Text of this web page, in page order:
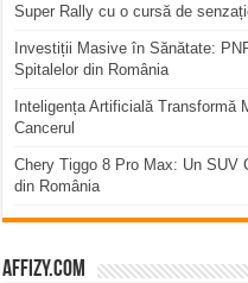
Super Rally cu o cursă de
Investiții Masive în Sănătate:
Spitalelor din România
Inteligența Artificială Transformă
Cancerul
Chery Tiggo 8 Pro Max: Un SUV
din România
affizy.com